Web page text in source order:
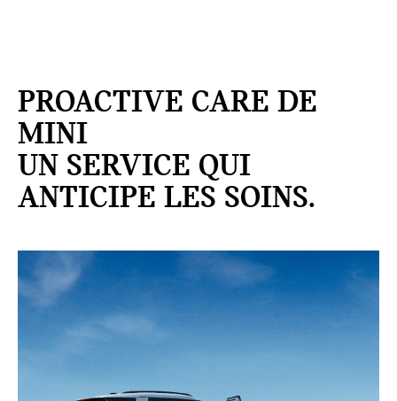
PROACTIVE CARE DE
MINI
UN SERVICE QUI
ANTICIPE LES SOINS.